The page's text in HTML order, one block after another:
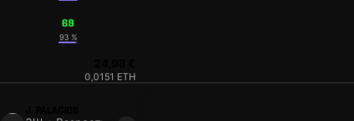
69
93 %
0,0151 ETH